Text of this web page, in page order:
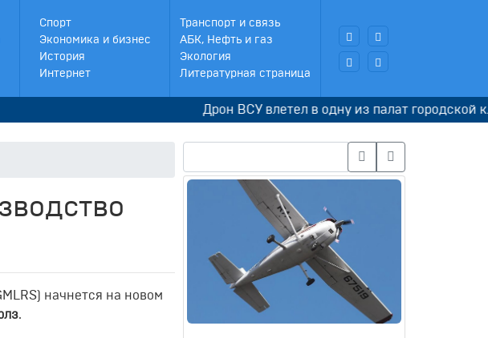
Спорт
Экономика и бизнес
История
Интернет
Транспорт и связь
АБК, Нефть и газ
Экология
Литературная страница
Дрон ВСУ влетел в одну из палат городской
начнется на новом
.